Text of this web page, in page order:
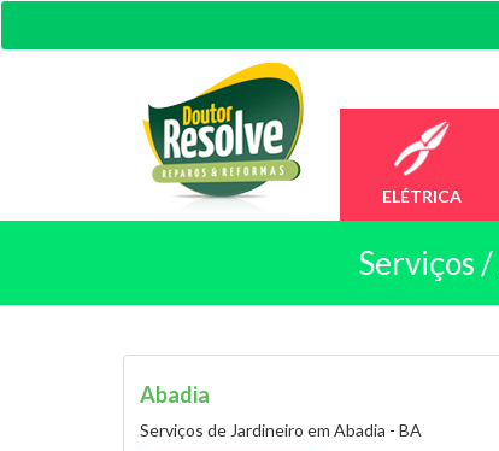
ELÉTRICA
Serviços /
Abadia
Serviços de Jardineiro em Abadia - BA